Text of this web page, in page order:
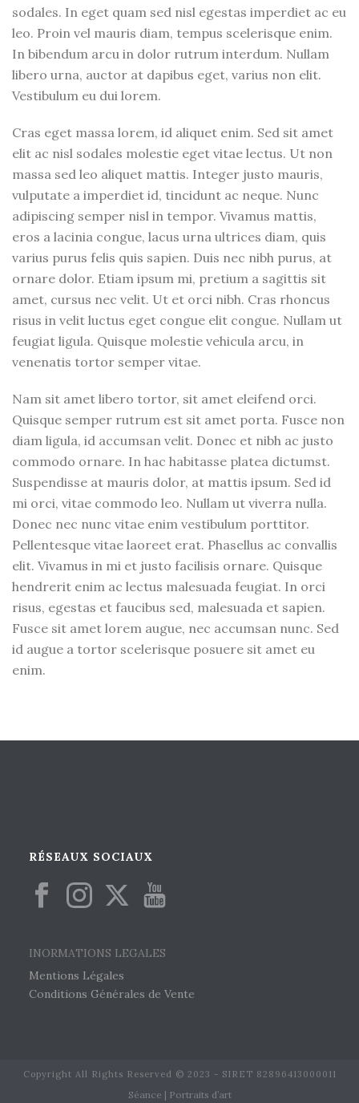
sodales. In eget quam sed nisl egestas imperdiet ac eu
leo. Proin vel mauris diam, tempus scelerisque enim.
In bibendum arcu in dolor rutrum interdum. Nullam
libero urna, auctor at dapibus eget, varius non elit.
Vestibulum eu dui lorem.
Cras eget massa lorem, id aliquet enim. Sed sit amet
elit ac nisl sodales molestie eget vitae lectus. Ut non
massa sed leo aliquet mattis. Integer justo mauris,
vulputate a imperdiet id, tincidunt ac neque. Nunc
adipiscing semper nisl in tempor. Vivamus mattis,
eros a lacinia congue, lacus urna ultrices diam, quis
varius purus felis quis sapien. Duis nec nibh purus, at
ornare dolor. Etiam ipsum mi, pretium a sagittis sit
amet, cursus nec velit. Ut et orci nibh. Cras rhoncus
risus in velit luctus eget congue elit congue. Nullam ut
feugiat ligula. Quisque molestie vehicula arcu, in
venenatis tortor semper vitae.
Nam sit amet libero tortor, sit amet eleifend orci.
Quisque semper rutrum est sit amet porta. Fusce non
diam ligula, id accumsan velit. Donec et nibh ac justo
commodo ornare. In hac habitasse platea dictumst.
Suspendisse at mauris dolor, at mattis ipsum. Sed id
mi orci, vitae commodo leo. Nullam ut viverra nulla.
Donec nec nunc vitae enim vestibulum porttitor.
Pellentesque vitae laoreet erat. Phasellus ac convallis
elit. Vivamus in mi et justo facilisis ornare. Quisque
hendrerit enim ac lectus malesuada feugiat. In orci
risus, egestas et faucibus sed, malesuada et sapien.
Fusce sit amet lorem augue, nec accumsan nunc. Sed
id augue a tortor scelerisque posuere sit amet eu
enim.
RÉSEAUX SOCIAUX
INORMATIONS LEGALES
Mentions Légales
Conditions Générales de Vente
Copyright All Rights Reserved © 2023 - SIRET 82896413000011
Séance | Portraits d’art